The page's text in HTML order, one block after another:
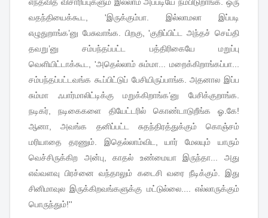
வதந்தியைக்கூட
, 'இருக்கும்பா இல்லாமலா
இப்படி
எழுதுறாங்க’னு பேசுவாங்க பிறகு, 'குறிப்பிட்ட அந்தச் செய்தி
தவறு’னு சம்பந்தப்பட்ட பத்திரிகையே
மறுப்பு
வெளியிட்டாக்கூட
, 'அதெல்லாம் சும்மா ...மறைக்கிறாங்கப்பா
சம்பந்தப்பட்டவங்க கூப்பிட்டுப் பேசியிருப்பாங்க .அதனால இப்ப
சும்மா
ஃபார்மாலிட்டிக்கு மறுக்கிறாங்க’னு பேசிக்குறாங்க
நடிகர் ,நடிகைகளை தியேட்டரில் கொண்டாடுறீங்க ஓ கே!
ஆனா ,அவங்க தனிப்பட்ட சுதந்திரத்துக்கும்
கொஞ்சம்
மரியாதை
தரணும். இதெல்லாம்விட ,யார் மேலயும்
யாரும்
வெச்சிருக்கிற
அன்பு ,காதல் உண்மையா இருந்தா ...அது
எவ்வளவு பிரச்னை வந்தாலும் கடைசி வரை நீடிக்கும்.இது
சினிமாவுல இருக்கிறவங்களுக்கு மட்டுல்லை....எல்லாருக்கும்
பொருந்தும்!''